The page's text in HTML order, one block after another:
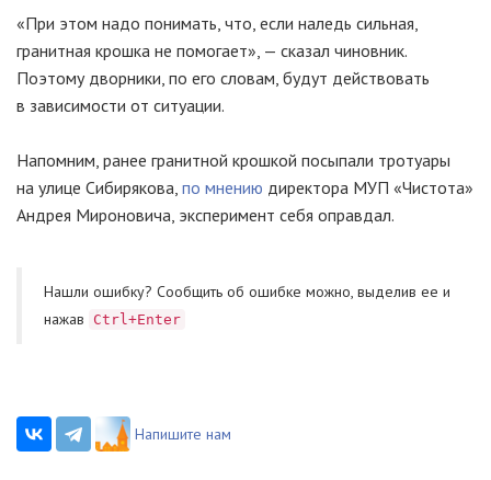
«При этом надо понимать, что, если наледь сильная,
гранитная крошка не помогает», — сказал чиновник.
Поэтому дворники, по его словам, будут действовать
в зависимости от ситуации.
Напомним, ранее гранитной крошкой посыпали тротуары
на улице Сибирякова, по мнению директора МУП «Чистота»
Андрея Мироновича, эксперимент себя оправдал.
Нашли ошибку? Cообщить об ошибке можно, выделив ее и
нажав
Ctrl+Enter
Напишите нам